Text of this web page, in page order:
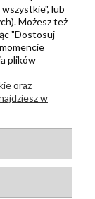
lub
Możesz też
"Dostosuj
plików
oraz
w